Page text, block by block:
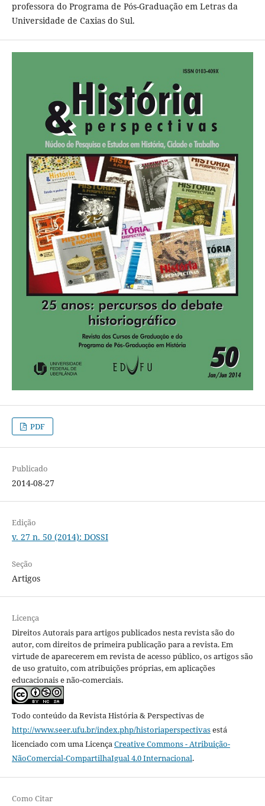
professora do Programa de Pós-Graduação em Letras da
Universidade de Caxias do Sul.
PDF
Publicado
2014-08-27
Edição
v. 27 n. 50 (2014): DOSSI
Seção
Artigos
Licença
Direitos Autorais para artigos publicados nesta revista são do
autor, com direitos de primeira publicação para a revista. Em
virtude de aparecerem em revista de acesso público, os artigos são
de uso gratuito, com atribuições próprias, em aplicações
educacionais e não-comerciais.
Todo conteúdo da Revista História & Perspectivasde
http://www.seer.ufu.br/index.php/historiaperspectivasestá
licenciado com uma LicençaCreative Commons - Atribuição-
NãoComercial-CompartilhaIgual 4.0 Internacional.
Como Citar